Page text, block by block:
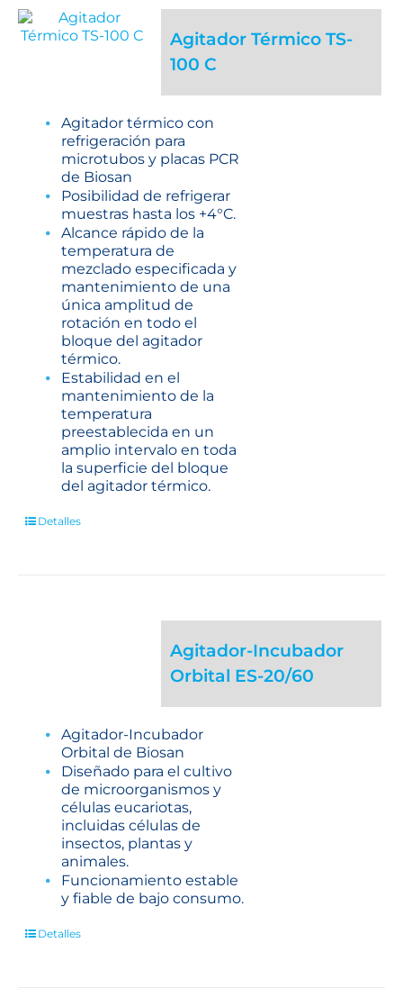
Agitador Térmico TS-
100 C
Agitador térmico con
refrigeración para
microtubos y placas PCR
de Biosan
Posibilidad de refrigerar
muestras hasta los +4°C.
Alcance rápido de la
temperatura de
mezclado especificada y
mantenimiento de una
única amplitud de
rotación en todo el
bloque del agitador
térmico.
Estabilidad en el
mantenimiento de la
temperatura
preestablecida en un
amplio intervalo en toda
la superficie del bloque
del agitador térmico.
Detalles
Agitador-Incubador
Orbital ES-20/60
Agitador-Incubador
Orbital de Biosan
Diseñado para el cultivo
de microorganismos y
células eucariotas,
incluidas células de
insectos, plantas y
animales.
Funcionamiento estable
y fiable de bajo consumo.
Detalles